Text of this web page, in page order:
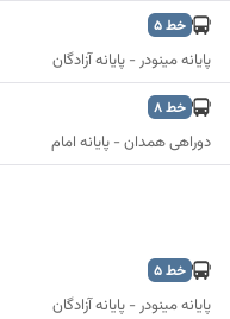
خط5
پایانه مینودر - پایانه آزادگان
خط8
دوراهی همدان - پایانه امام
خط5
پایانه مینودر - پایانه آزادگان